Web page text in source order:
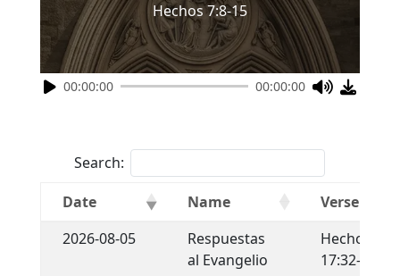
Hechos 7:8-15
00:00:00 00:00:00
Search:
Date
Name
Verse
2026-08-05
Respuestas
al Evangelio
Hechos
17:32-34